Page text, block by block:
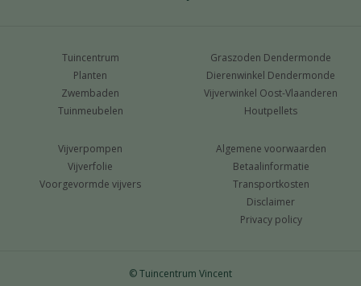
Tuincentrum
Planten
Zwembaden
Tuinmeubelen
Graszoden Dendermonde
Dierenwinkel Dendermonde
Vijverwinkel Oost-Vlaanderen
Houtpellets
Vijverpompen
Vijverfolie
Voorgevormde vijvers
Algemene voorwaarden
Betaalinformatie
Transportkosten
Disclaimer
Privacy policy
© Tuincentrum Vincent